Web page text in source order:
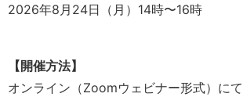
2026年8月24日（月）14時〜16時
【開催方法】
オンライン（Zoomウェビナー形式）に